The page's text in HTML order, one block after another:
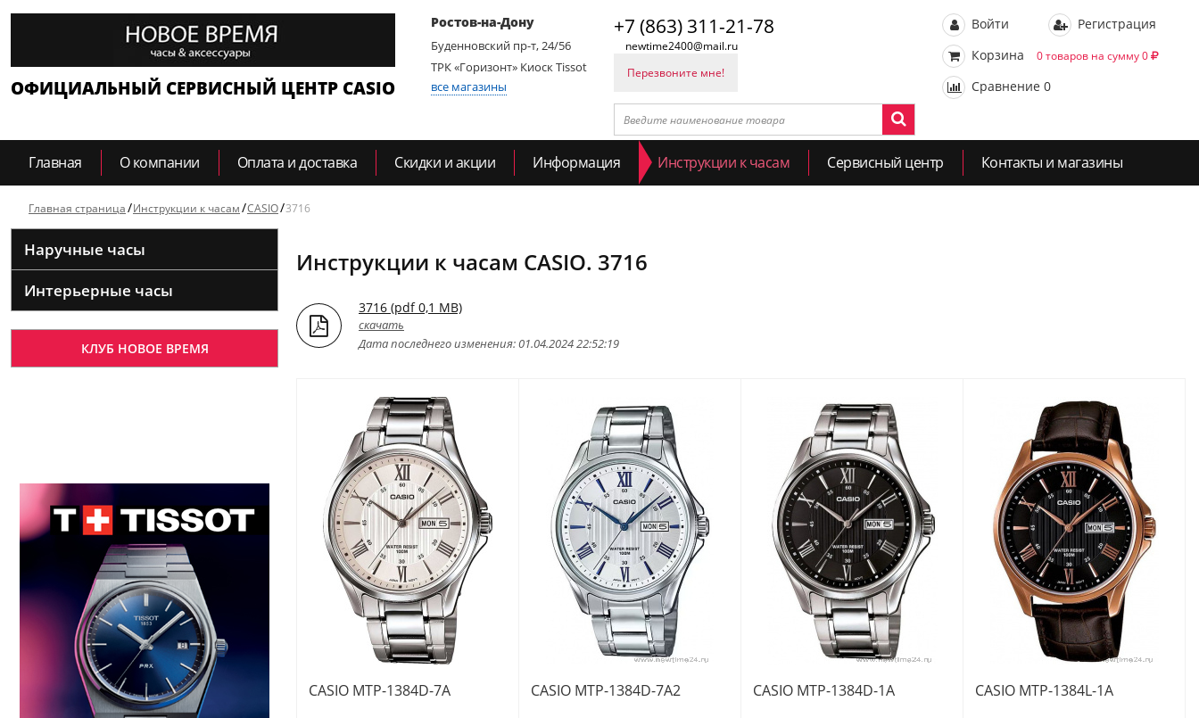
ОФИЦИАЛЬНЫЙ СЕРВИСНЫЙ ЦЕНТР CASIO
Ростов-на-Дону
Буденновский пр-т, 24/56
ТРК «Горизонт» Киоск Tissot
все магазины
+7 (863) 311-21-78
newtime2400@mail.ru
Перезвоните мне!
Войти
Регистрация
Корзина
0 товаров на сумму 0
Сравнение 0
Главная О компании Оплата и доставка Скидки и акции Информация Инструкции к часам Сервисный центр Контакты и магазины
Главная страница Инструкции к часам CASIO 3716
Наручные часы
Интерьерные часы
КЛУБ НОВОЕ ВРЕМЯ
Инструкции к часам CASIO. 3716
3716 (pdf 0,1 MB)
скачать
Дата последнего изменения: 01.04.2024 22:52:19
CASIO MTP-1384D-7A CASIO MTP-1384D-7A2 CASIO MTP-1384D-1A CASIO MTP-1384L-1A